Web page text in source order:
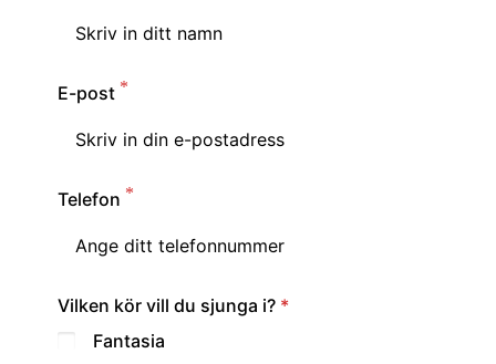
E-post
Telefon
Vilken kör vill du sjunga i?
Fantasia